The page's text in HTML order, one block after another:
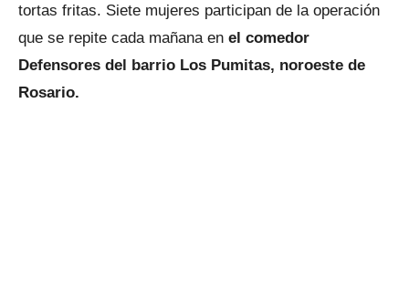
tortas fritas. Siete mujeres participan de la operación
que se repite cada mañana en el comedor
Defensores del barrio Los Pumitas, noroeste de
Rosario.